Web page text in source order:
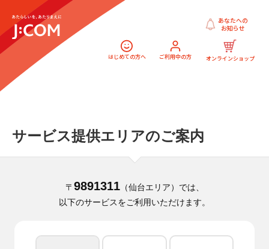
はじめての方へ ご利用中の方 オンラインショップ
あなたへの
お知らせ
サービス提供エリアのご案内
〒 9891311（仙台エリア）では、
以下のサービスをご利用いただけます。